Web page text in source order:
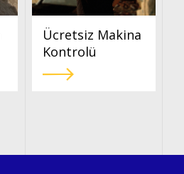
Ücretsiz Makina
Kontrolü